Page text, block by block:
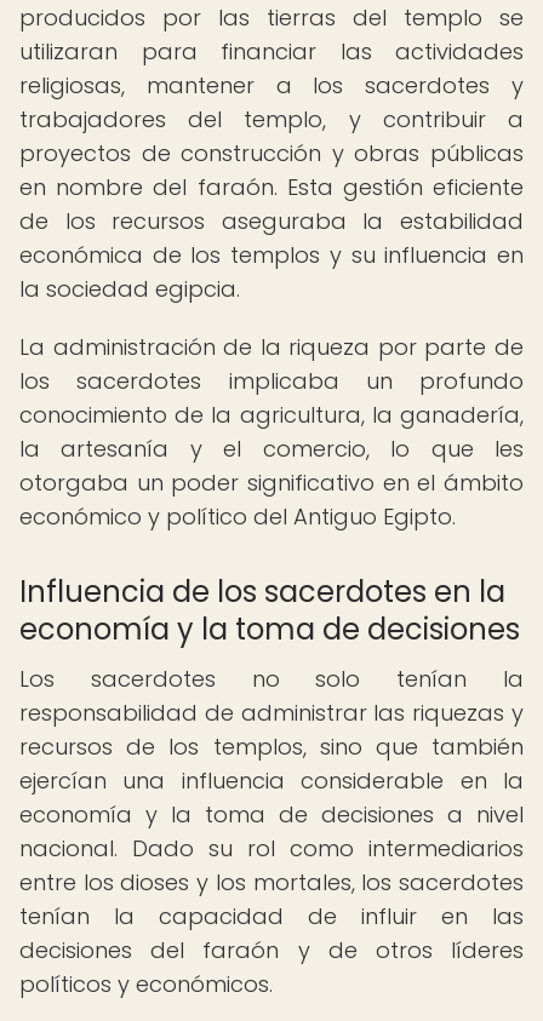
producidos por las tierras del templo se
utilizaran para financiar las actividades
religiosas, mantener a los sacerdotes y
trabajadores del templo, y contribuir a
proyectos de construcción y obras públicas
en nombre del faraón. Esta gestión eficiente
de los recursos aseguraba la estabilidad
económica de los templos y su influencia en
la sociedad egipcia.
La administración de la riqueza por parte de
los sacerdotes implicaba un profundo
conocimiento de la agricultura, la ganadería,
la artesanía y el comercio, lo que les
otorgaba un poder significativo en el ámbito
económico y político del Antiguo Egipto.
Influencia de los sacerdotes en la
economía y la toma de decisiones
Los sacerdotes no solo tenían la
responsabilidad de administrar las riquezas y
recursos de los templos, sino que también
ejercían una influencia considerable en la
economía y la toma de decisiones a nivel
nacional. Dado su rol como intermediarios
entre los dioses y los mortales, los sacerdotes
tenían la capacidad de influir en las
decisiones del faraón y de otros líderes
políticos y económicos.